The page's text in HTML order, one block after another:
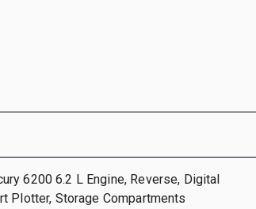
6200 6.2 L Engine, Reverse, Digital
Plotter, Storage Compartments